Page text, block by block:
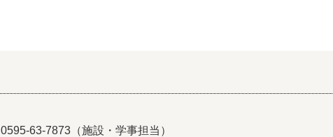
63-7873（施設・学事担当）